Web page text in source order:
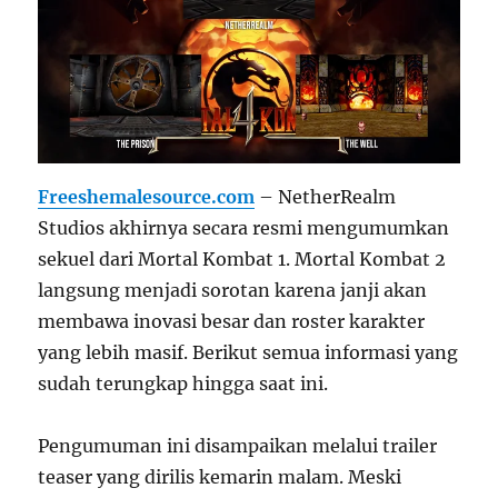
Freeshemalesource.com – NetherRealm
Studios akhirnya secara resmi mengumumkan
sekuel dari Mortal Kombat 1. Mortal Kombat 2
langsung menjadi sorotan karena janji akan
membawa inovasi besar dan roster karakter
yang lebih masif. Berikut semua informasi yang
sudah terungkap hingga saat ini.
Pengumuman ini disampaikan melalui trailer
teaser yang dirilis kemarin malam. Meski